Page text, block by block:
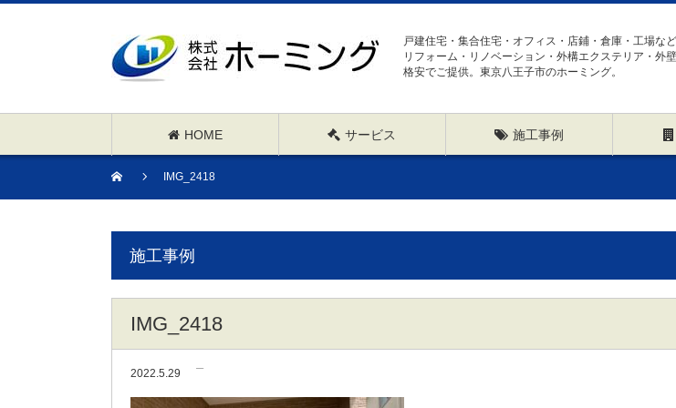
戸建住宅・集合住宅・オフィス・店鋪・倉庫・工場な
リフォーム・リノベーション・外構エクステリア・外
格安でご提供。東京八王子市のホーミング。
HOME サービス 施工事例
IMG_2418
施工事例
IMG_2418
2022.5.29